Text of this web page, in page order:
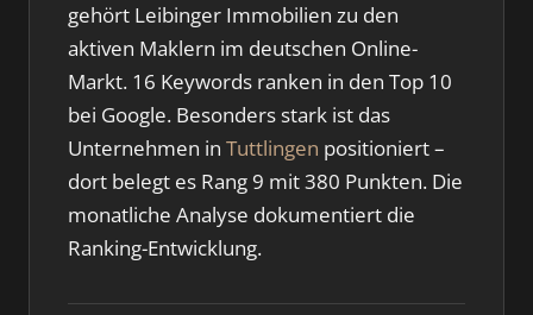
gehört Leibinger Immobilien zu den
aktiven Maklern im deutschen Online-
Markt. 16 Keywords ranken in den Top 10
bei Google. Besonders stark ist das
Unternehmen in Tuttlingen positioniert –
dort belegt es Rang 9 mit 380 Punkten. Die
monatliche Analyse dokumentiert die
Ranking-Entwicklung.